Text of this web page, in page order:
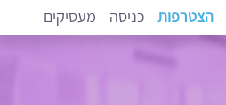
הצטרפות כניסה מעסיקים